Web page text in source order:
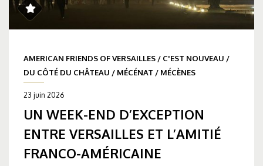
AMERICAN FRIENDS OF VERSAILLES / C'EST NOUVEAU /
DU CÔTÉ DU CHÂTEAU / MÉCÉNAT / MÉCÈNES
23 juin 2026
UN WEEK-END D’EXCEPTION
ENTRE VERSAILLES ET L’AMITIÉ
FRANCO-AMÉRICAINE